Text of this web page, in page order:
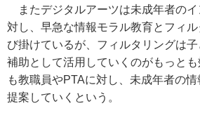
またデジタルアーツは未成年者のイ
対し、早急な情報モラル教育とフィ
び掛けているが、フィルタリングは
補助として活用していくのがもっと
も教職員やPTAに対し、未成年者の
提案していくという。